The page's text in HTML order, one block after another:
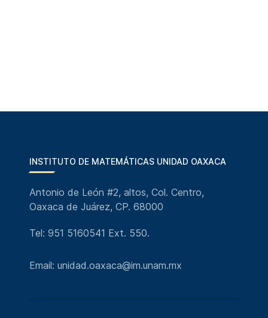
INSTITUTO DE MATEMÁTICAS UNIDAD OAXACA
Antonio de León #2, altos, Col. Centro,
Oaxaca de Juárez, CP. 68000
Tel: 951 5160541 Ext. 550.
Email: unidad.oaxaca@im.unam.mx